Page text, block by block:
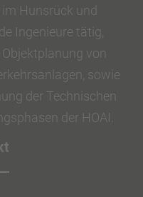
Hunsrück und
Ingenieure tätig,
von
sowie
der Technischen
der HOAI.